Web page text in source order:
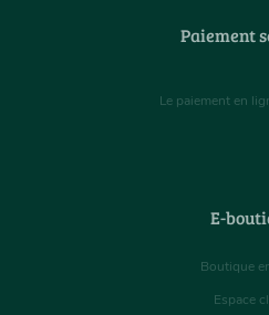
Paiement
Le paiement en
E-
Boutique
Espace